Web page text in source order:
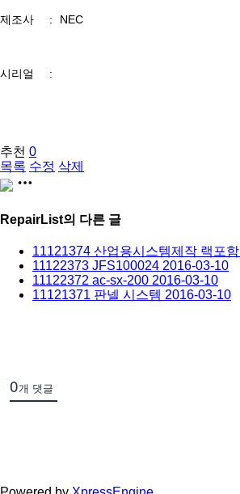
제조사 : NEC
시리얼 :
추천 0
목록 수정 삭제
share
RepairList의 다른 글
11121374 산업용시스템제작 랙포함
11122373 JFS100024 2016-03-10
11122372 ac-sx-200 2016-03-10
11121371 판넬 시스템 2016-03-10
0개 댓글